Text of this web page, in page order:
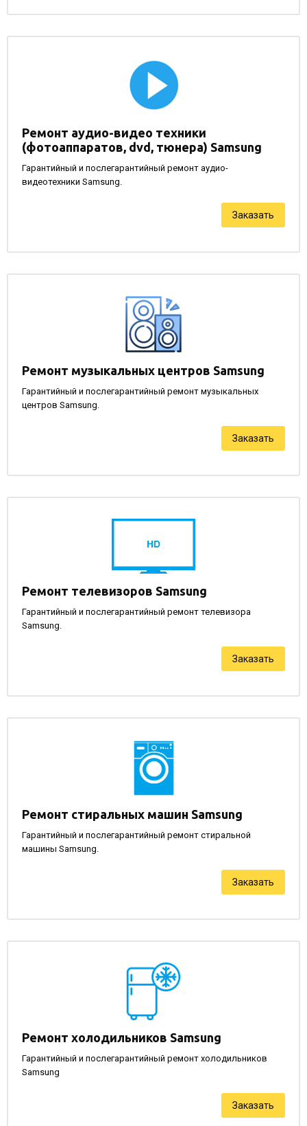
Ремонт аудио-видео техники
(фотоаппаратов, dvd, тюнера) Samsung
Гарантийный и послегарантийный ремонт аудио-
видеотехники Samsung.
Заказать
Ремонт музыкальных центров Samsung
Гарантийный и послегарантийный ремонт музыкальных
центров Samsung.
Заказать
Ремонт телевизоров Samsung
Гарантийный и послегарантийный ремонт телевизора
Samsung.
Заказать
Ремонт стиральных машин Samsung
Гарантийный и послегарантийный ремонт стиральной
машины Samsung.
Заказать
Ремонт холодильников Samsung
Гарантийный и послегарантийный ремонт холодильников
Samsung
Заказать